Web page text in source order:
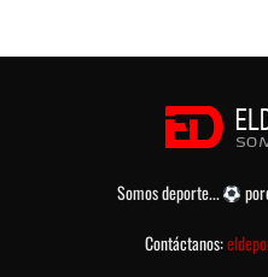
Somos deporte...
Contáctanos: